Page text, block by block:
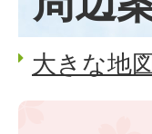
大きな地